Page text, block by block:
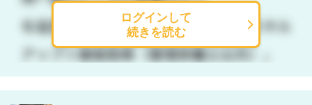
ログインして
続きを読む